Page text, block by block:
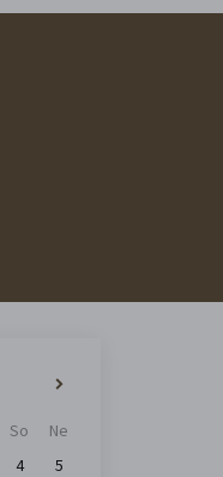
So
Ne
4
5